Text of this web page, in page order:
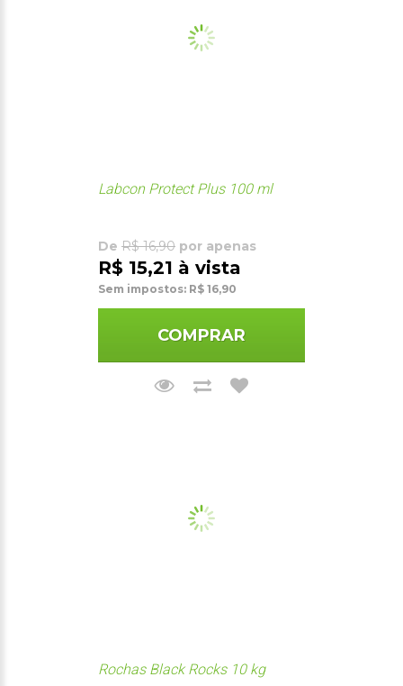
Labcon Protect Plus 100 ml
De R$ 16,90 por apenas
R$ 15,21 à vista
Sem impostos: R$ 16,90
COMPRAR
Rochas Black Rocks 10 kg